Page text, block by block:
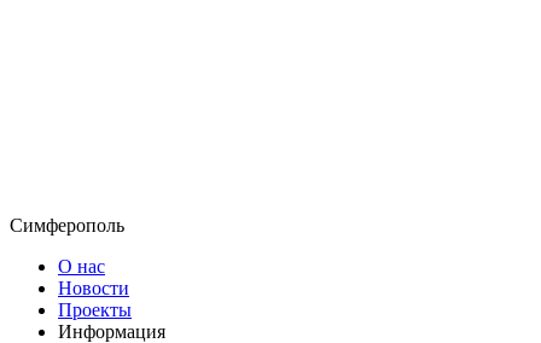
Симферополь
О нас
Новости
Проекты
Информация